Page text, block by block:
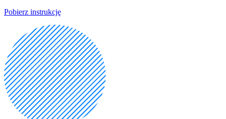
Pobierz instrukcję